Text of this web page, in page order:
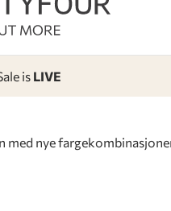
med nye
is LIVE
-
-
-
-